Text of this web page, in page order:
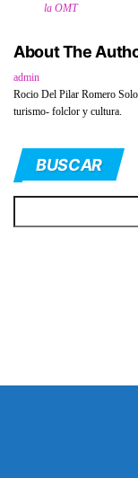
la OMT
About The
admin
Rocio Del Pilar Romero
turismo- folclor y cultura.
BUSCAR